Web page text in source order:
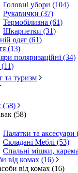
Головні убори (104)
Рукавички (37)
Термобілизна (61)
Шкарпетки (31)
одяг (61)
(13)
поляризаційні (34)
та туризм
(58)
(58)
Палатки та аксесуари
Складані Меблі (53)
Спальні мішки,
від комах (16)
від комах (16)